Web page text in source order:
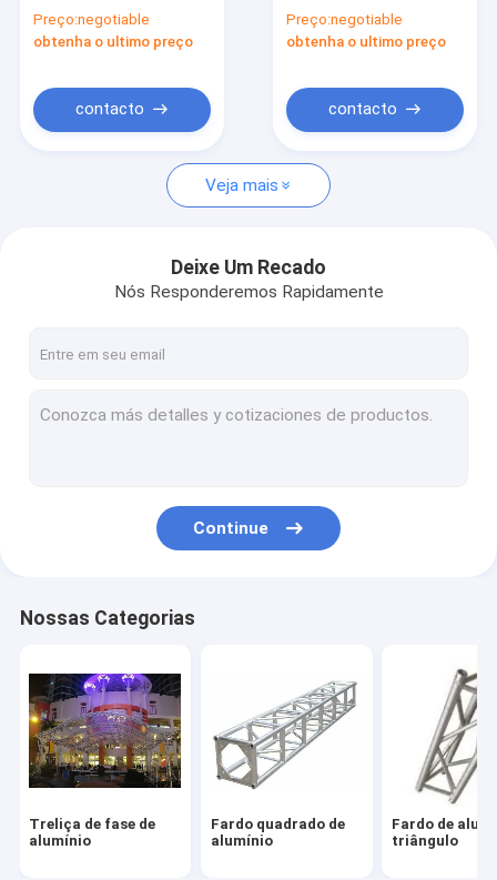
Treliça de fase de alumínio
Fardo quadrado de alumínio
Fardo de alumínio do triângulo
Iluminação Truss Estágio
Plataforma móvel da fase
Fardo do círculo
Caso do vôo da cremalheira
profissional,
resistência de
Preço:negotiable
obtenha o ultimo preço
contacto
a construção do
suporte da
Preço:negotiable
obtenha o ultimo preço
contacto
Veja mais
Deixe Um Recado
Nós Responderemos Rapidamente
Continue
Nossas Categorias
Treliça de fase de
alumínio
Fardo quadrado de
alumínio
Fardo de
triângulo